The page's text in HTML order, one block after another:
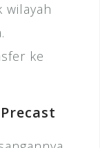
wilayah
ke